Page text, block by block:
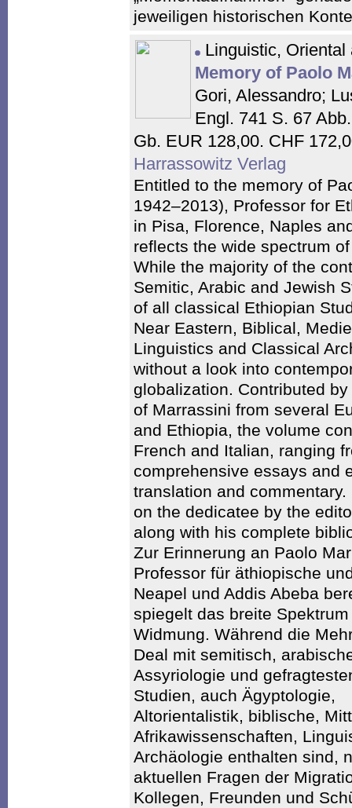
jeweiligen historischen
Linguistic,
Memory of Paolo
Gori, Alessandro;
Engl. 741 S. 67
Gb. EUR 128,00. CHF
Harrassowitz Verlag
Entitled to the memory of
1942–2013), Professor for
in Pisa, Florence, Naples
reflects the wide spectrum
While the majority of the
Semitic, Arabic and Jewish
of all classical Ethiopian
Near Eastern, Biblical,
Linguistics and Classical
without a look into
globalization. Contributed
of Marrassini from several
and Ethiopia, the volume
French and Italian, ranging
comprehensive essays and
translation and
on the dedicatee by the
along with his complete
Zur Erinnerung an Paolo
Professor für äthiopische
Neapel und Addis Abeba
spiegelt das breite
Widmung. Während die
Deal mit semitisch,
Assyriologie und
Studien, auch Ägyptologie,
Altorientalistik, biblische,
Afrikawissenschaften,
Archäologie enthalten sind,
aktuellen Fragen der
Kollegen, Freunden und